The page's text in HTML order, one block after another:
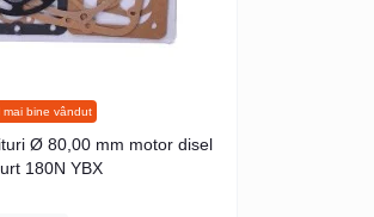
mai bine vândut
Ø 80,00 mm motor disel
180N YBX